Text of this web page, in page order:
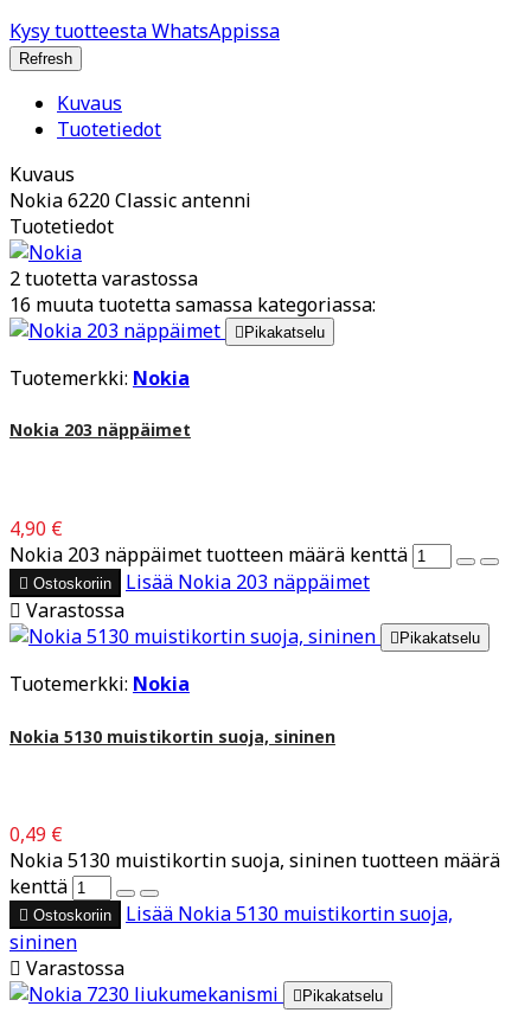
Kysy tuotteesta WhatsAppissa
Kuvaus
Tuotetiedot
Kuvaus
Nokia 6220 Classic antenni
Tuotetiedot
2 tuotetta varastossa
16 muuta tuotetta samassa kategoriassa:
Pikakatselu
Tuotemerkki: Nokia
Nokia 203 näppäimet
4,90 €
Nokia 203 näppäimet tuotteen määrä kenttä
 Ostoskoriin Lisää Nokia 203 näppäimet
 Varastossa
 Pikakatselu
Tuotemerkki: Nokia
Nokia 5130 muistikortin suoja, sininen
0,49 €
Nokia 5130 muistikortin suoja, sininen tuotteen määrä
kenttä
 Ostoskoriin Lisää Nokia 5130 muistikortin suoja,
sininen
 Varastossa
 Pikakatselu